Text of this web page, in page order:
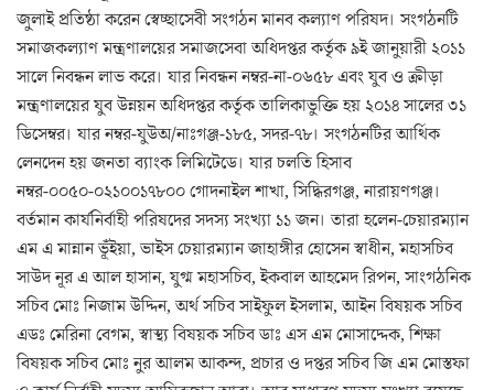
জুলাই প্রতিষ্ঠা করেন স্বেচ্ছাসেবী সংগঠন মানব কল্যাণ পরিষদ। সংগঠনটি
সমাজকল্যাণ মন্ত্রণালয়ের সমাজসেবা অধিদপ্তর কর্তৃক ৯ই জানুয়ারী ২০১১
সালে নিবন্ধন লাভ করে। যার নিবন্ধন নম্বর-না-০৬৫৮ এবং যুব ও ক্রীড়া
মন্ত্রণালয়ের যুব উন্নয়ন অধিদপ্তর কর্তৃক তালিকাভুক্তি হয় ২০১৪ সালের ৩১
ডিসেম্বর। যার নম্বর-যুউঅ/নাঃগঞ্জ-১৮৫, সদর-৭৮। সংগঠনটির আর্থিক
লেনদেন হয় জনতা ব্যাংক লিমিটেডে। যার চলতি হিসাব
নম্বর-০০৫০-০২১০০১৭৮০০ গোদনাইল শাখা, সিদ্ধিরগঞ্জ, নারায়ণগঞ্জ।
বর্তমান কার্যনির্বাহী পরিষদের সদস্য সংখ্যা ১১ জন। তারা হলেন-চেয়ারম্যান
এম এ মান্নান ভূঁইয়া, ভাইস চেয়ারম্যান জাহাঙ্গীর হোসেন স্বাধীন, মহাসচিব
সাউদ নূর এ আল হাসান, যুগ্ম মহাসচিব, ইকবাল আহমেদ রিপন, সাংগঠনিক
সচিব মোঃ নিজাম উদ্দিন, অর্থ সচিব সাইফুল ইসলাম, আইন বিষয়ক সচিব
এডঃ মেরিনা বেগম, স্বাস্থ্য বিষয়ক সচিব ডাঃ এস এম মোসাদ্দেক, শিক্ষা
বিষয়ক সচিব মোঃ নুর আলম আকন্দ, প্রচার ও দপ্তর সচিব জি এম মোস্তফা